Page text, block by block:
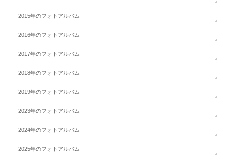
2015年のフォトアルバム
2016年のフォトアルバム
2017年のフォトアルバム
2018年のフォトアルバム
2019年のフォトアルバム
2023年のフォトアルバム
2024年のフォトアルバム
2025年のフォトアルバム